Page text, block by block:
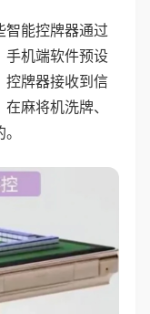
智能控牌器通过
手机端软件预设
控牌器接收到信
麻将机洗牌、